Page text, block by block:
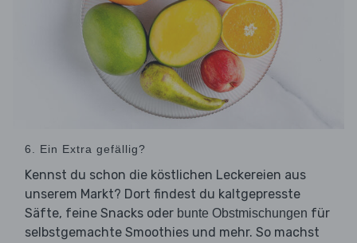
6. Ein Extra gefällig?
Kennst du schon die köstlichen Leckereien aus
unserem Markt? Dort findest du kaltgepresste
Säfte, feine Snacks oder bunte Obstmischungen für
selbstgemachte Smoothies und mehr. So machst